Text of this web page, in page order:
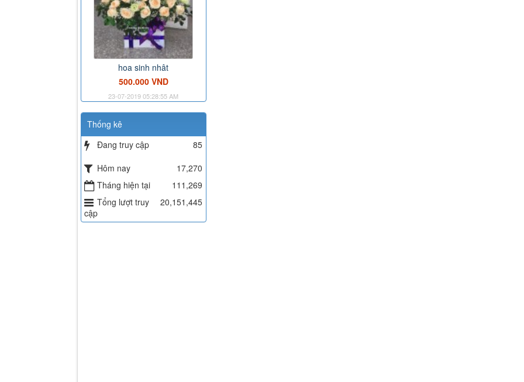
hoa sinh nhât
500.000 VND
23-07-2019 05:28:55 AM
Thống kê
Đang truy cập
85
Hôm nay
17,270
Tháng hiện tại
111,269
Tổng lượt truy
cập
20,151,445